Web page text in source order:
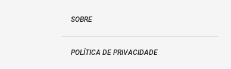
SOBRE
POLÍTICA DE PRIVACIDADE